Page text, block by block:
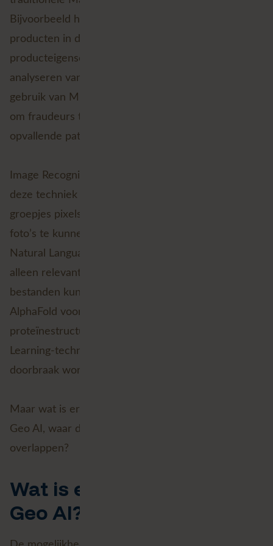
Bijvoorbeeld het voorspellen van de verkoop van
producten in de supermarkt op basis van tijd,
producteigenschappen, plaats in de winkel en het
analyseren van de concurrentie. Ook banken maken
gebruik van ML. Zij gebruiken classificatiemodellen
om fraudeurs te herkennen aan de hand van
opvallende patronen in transacties.
Image Recognition is ook een voorbeeld van ML. Bij
deze techniek worden de verbanden tussen
groepjes pixels achterhaald, om zo objecten op
foto’s te kunnen herkennen. Verder zou je met
Natural Language Processing (NLP) het ophalen van
alleen relevante stukken tekst uit gigantische PDF-
bestanden kunnen automatiseren. AI-platform
AlphaFold voorspelt 3D modellen van
proteïnestructuren met state-of-the-art Deep
Learning-technieken, waarmee doorbraak na
doorbraak wordt gerealiseerd in de geneeskunde.
Maar wat is er allemaal mogelijk in de wereld van
Geo AI, waar de werelden van AI en GIS elkaar
overlappen?
Wat is er mogelijk met
Geo AI?